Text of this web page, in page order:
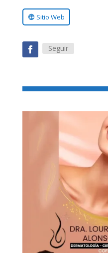
Sitio Web
Seguir